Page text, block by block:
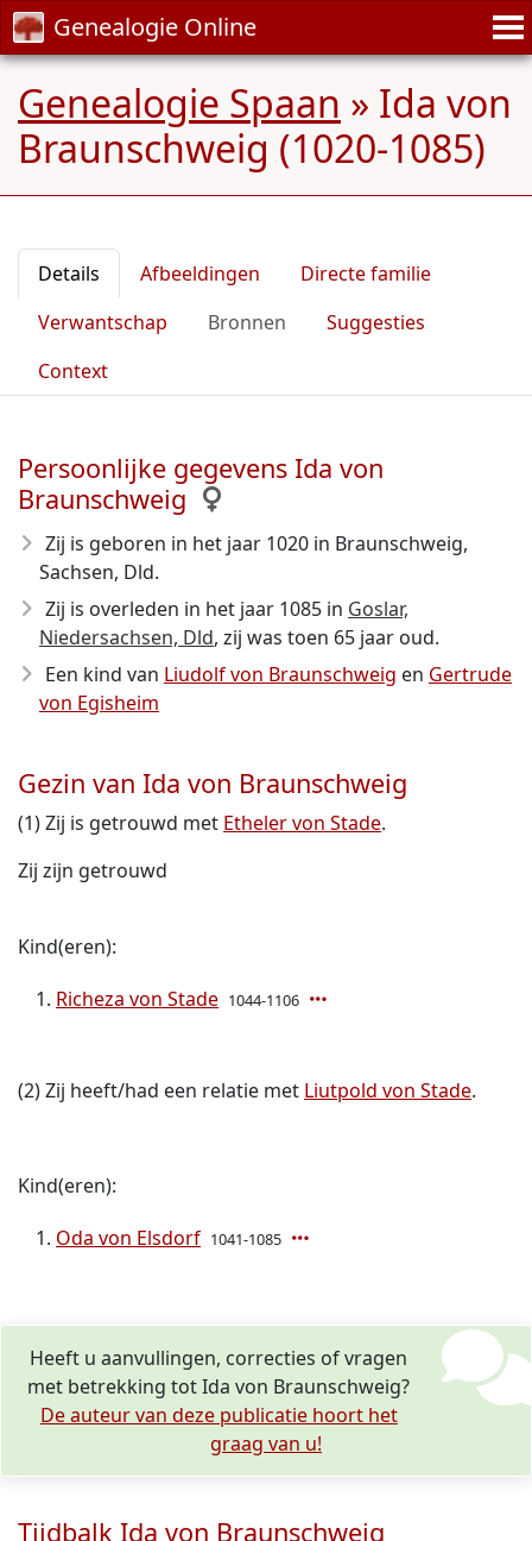
Genealogie Online
Genealogie Spaan » Ida von
Braunschweig (1020-1085)
Details Afbeeldingen
Directe familie
Verwantschap
Bronnen
Suggesties
Context
Persoonlijke gegevens Ida von
Braunschweig
Zij is geboren in het jaar 1020 in Braunschweig,
Sachsen, Dld.
Zij is overleden in het jaar 1085 in Goslar,
Niedersachsen, Dld, zij was toen 65 jaar oud.
Een kind van Liudolf von Braunschweig en Gertrude
von Egisheim
Gezin van Ida von Braunschweig
(1) Zij is getrouwd met Etheler von Stade.
Zij zijn getrouwd
Kind(eren):
Richeza von Stade 1044-1106
(2) Zij heeft/had een relatie met Liutpold von Stade.
Kind(eren):
Oda von Elsdorf 1041-1085
Heeft u aanvullingen, correcties of vragen
met betrekking tot Ida von Braunschweig?
De auteur van deze publicatie hoort het
graag van u!
Tijdbalk Ida von Braunschweig